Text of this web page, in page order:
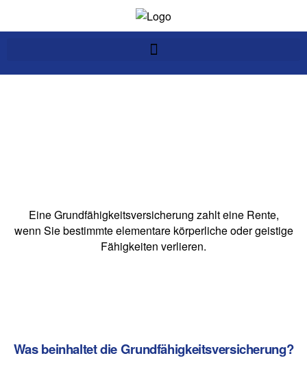
Eine Grundfähigkeitsversicherung zahlt eine Rente,
wenn Sie bestimmte elementare körperliche oder geistige
Fähigkeiten verlieren.
Was beinhaltet die Grundfähigkeitsversicherung?